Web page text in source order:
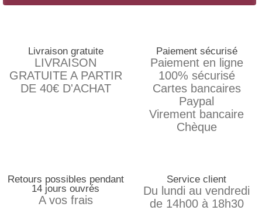
Livraison gratuite
LIVRAISON
GRATUITE A PARTIR
DE 40€ D'ACHAT
Paiement sécurisé
Paiement en ligne
100% sécurisé
Cartes bancaires
Paypal
Virement bancaire
Chèque
Retours possibles pendant
14 jours ouvrés
A vos frais
Service client
Du lundi au vendredi
de 14h00 à 18h30